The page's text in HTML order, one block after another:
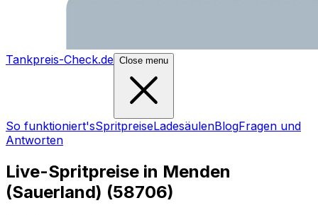
Tankpreis-Check.de Close menu
So funktioniert'sSpritpreiseLadesäulenBlogFragen und
Antworten
Live-Spritpreise in Menden
(Sauerland) (58706)